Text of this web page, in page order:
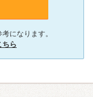
になります。
ちら